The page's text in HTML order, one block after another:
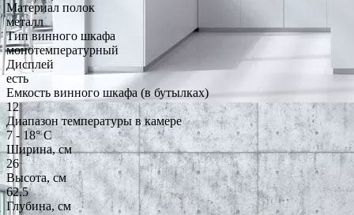
Материал полок
металл
Тип винного шкафа
монотемпературный
Дисплей
есть
Емкость винного шкафа (в бутылках)
12
Диапазон температуры в камере
7 - 18° С
Ширина, см
26
Высота, см
62.5
Глубина, см